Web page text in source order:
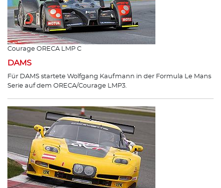
Courage ORECA LMP C
DAMS
Für DAMS startete Wolfgang Kaufmann in der Formula Le Mans
Serie auf dem ORECA/Courage LMP3.